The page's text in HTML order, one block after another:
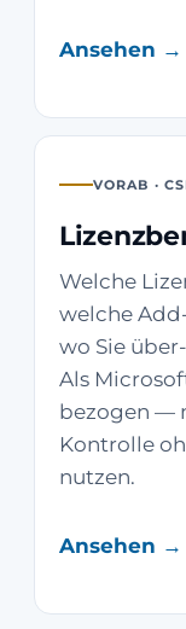
Ansehen →
VORAB ·
Welche
welche
wo Sie
Als
bezogen —
Kontrolle
nutzen.
Ansehen →